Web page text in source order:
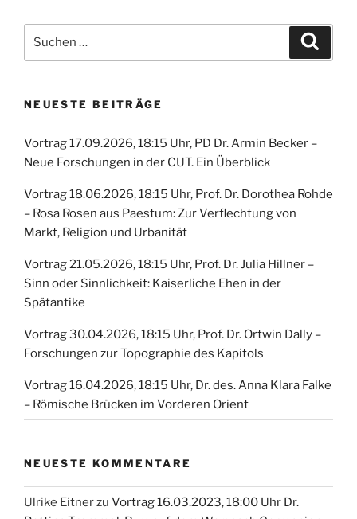
nach:
NEUESTE BEITRÄGE
Vortrag 17.09.2026, 18:15 Uhr, PD Dr. Armin Becker –
Neue Forschungen in der CUT. Ein Überblick
Vortrag 18.06.2026, 18:15 Uhr, Prof. Dr. Dorothea Rohde
– Rosa Rosen aus Paestum: Zur Verflechtung von
Markt, Religion und Urbanität
Vortrag 21.05.2026, 18:15 Uhr, Prof. Dr. Julia Hillner –
Sinn oder Sinnlichkeit: Kaiserliche Ehen in der
Spätantike
Vortrag 30.04.2026, 18:15 Uhr, Prof. Dr. Ortwin Dally –
Forschungen zur Topographie des Kapitols
Vortrag 16.04.2026, 18:15 Uhr, Dr. des. Anna Klara Falke
– Römische Brücken im Vorderen Orient
NEUESTE KOMMENTARE
Ulrike Eitnerzu Vortrag 16.03.2023, 18:00 Uhr Dr.